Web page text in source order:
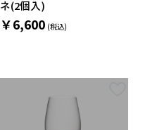
ネ(2個入)
￥6,600